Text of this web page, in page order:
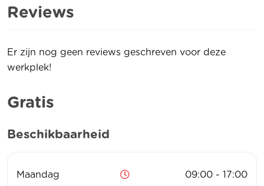
Reviews
Er zijn nog geen reviews geschreven voor deze
werkplek!
Gratis
Beschikbaarheid
Maandag 09:00 - 17:00